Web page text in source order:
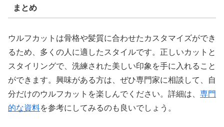
まとめ
ウルフカットは骨格や髪質に合わせたカスタマイズができ
るため、多くの人に適したスタイルです。正しいカットと
スタイリングで、洗練された美しい印象を手に入れること
ができます。興味がある方は、ぜひ専門家に相談して、自
分だけのウルフカットを楽しんでください。詳細は、 専門
的な資料を参考にしてみるのも良いでしょう。